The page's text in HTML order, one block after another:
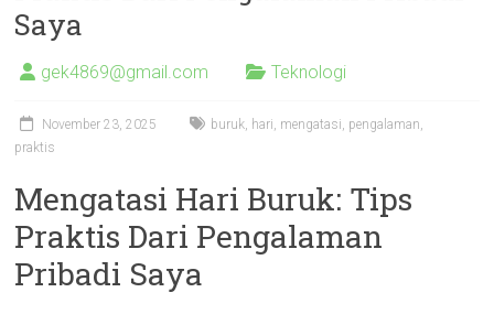
Saya
gek4869@gmail.com Teknologi
November 23, 2025 buruk, hari, mengatasi, pengalaman,
praktis
Mengatasi Hari Buruk: Tips
Praktis Dari Pengalaman
Pribadi Saya